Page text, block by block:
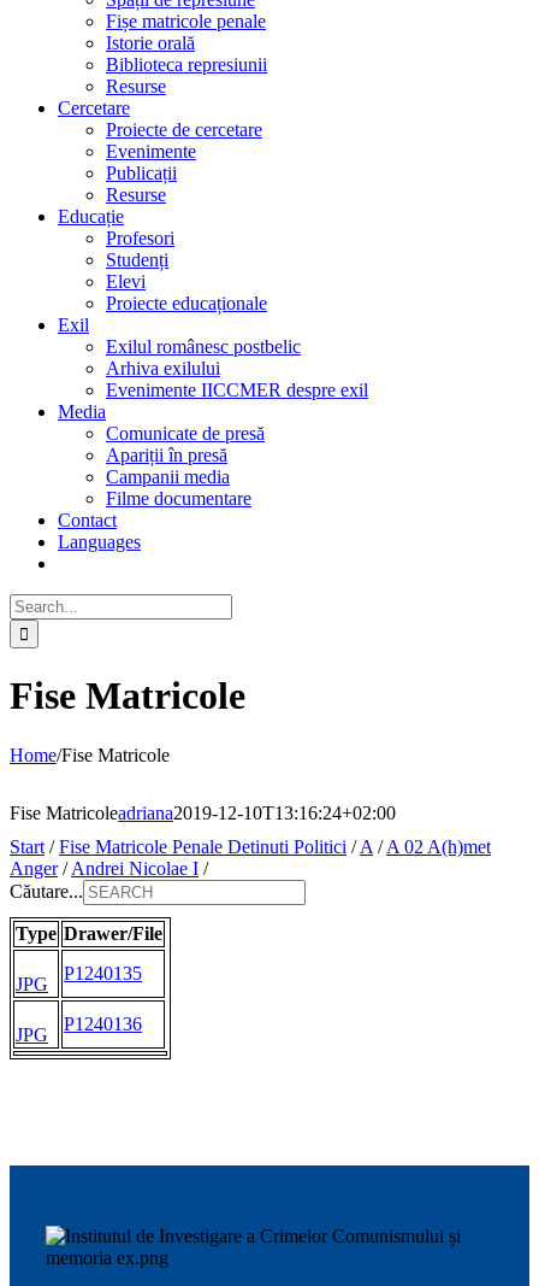
Fișe matricole penale
Istorie orală
Biblioteca represiunii
Resurse
Cercetare
Proiecte de cercetare
Evenimente
Publicații
Resurse
Educație
Profesori
Studenți
Elevi
Proiecte educaționale
Exil
Exilul românesc postbelic
Arhiva exilului
Evenimente IICCMER despre exil
Media
Comunicate de presă
Apariții în presă
Campanii media
Filme documentare
Contact
Languages
Search
for:
Fise Matricole
Home/Fise Matricole
Fise Matricoleadriana2019-12-10T13:16:24+02:00
Start /Fise Matricole Penale Detinuti Politici /A /A 02 A(h)met
Anger/Andrei Nicolae I /
Căutare...
Type Drawer/File
JPG
P1240135
JPG
P1240136